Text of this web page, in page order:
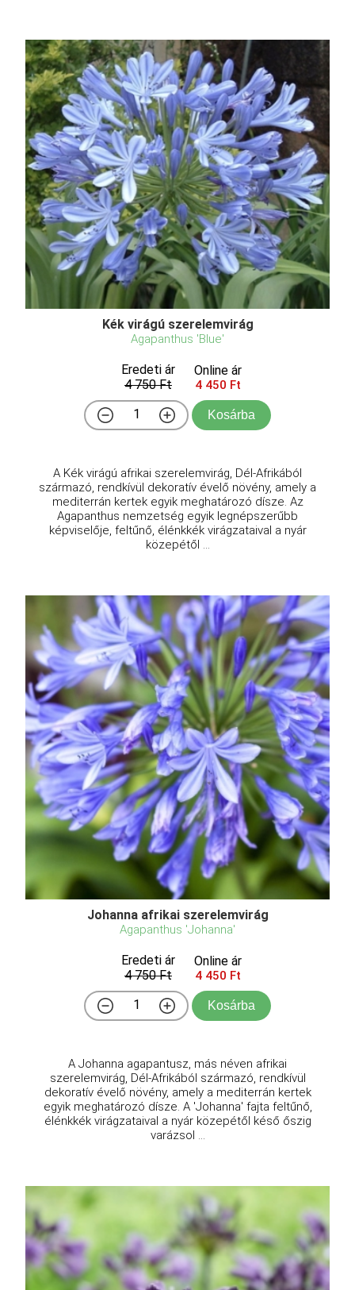
Kék virágú szerelemvirág
Agapanthus 'Blue'
Eredeti ár
4 750 Ft
Online ár
4 450 Ft
Kosárba
A Kék virágú afrikai szerelemvirág, Dél-Afrikából
származó, rendkívül dekoratív évelő növény, amely a
mediterrán kertek egyik meghatározó dísze. Az
Agapanthus nemzetség egyik legnépszerűbb
képviselője, feltűnő, élénkkék virágzataival a nyár
közepétől ...
Johanna afrikai szerelemvirág
Agapanthus 'Johanna'
Eredeti ár
4 750 Ft
Online ár
4 450 Ft
Kosárba
A Johanna agapantusz, más néven afrikai
szerelemvirág, Dél-Afrikából származó, rendkívül
dekoratív évelő növény, amely a mediterrán kertek
egyik meghatározó dísze. A 'Johanna' fajta feltűnő,
élénkkék virágzataival a nyár közepétől késő őszig
varázsol ...